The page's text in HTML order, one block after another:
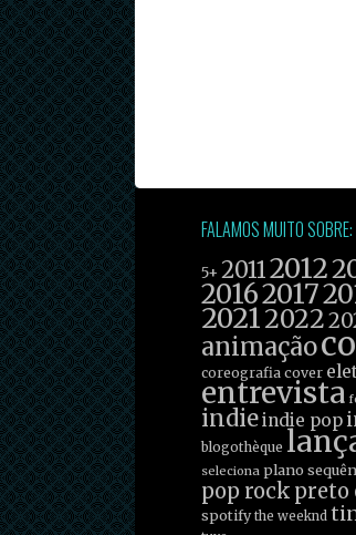
FALAMOS MUITO SOBRE:
5+ 20112012
20162017
20212022
animação
coreografia cover
entrevista
indieindie pop
blogothèque
seleciona plano
pop rock preto
spotify the weeknd